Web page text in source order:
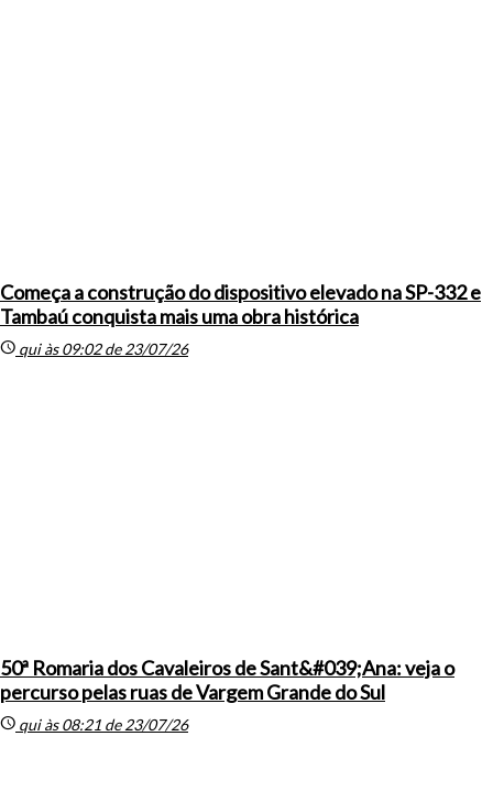
Começa a construção do dispositivo elevado na SP-332 e
Tambaú conquista mais uma obra histórica
schedule qui às 09:02 de 23/07/26
50ª Romaria dos Cavaleiros de Sant&#039;Ana: veja o
percurso pelas ruas de Vargem Grande do Sul
schedule qui às 08:21 de 23/07/26